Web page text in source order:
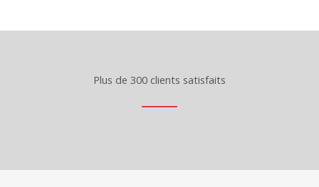
Plus de 300 clients satisfaits